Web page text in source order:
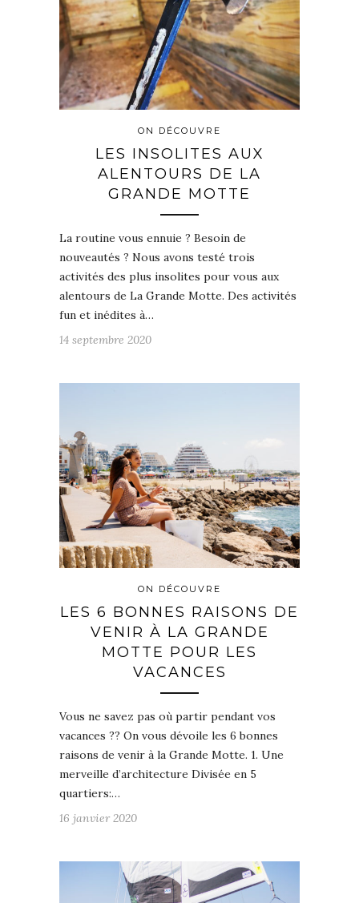
ON DÉCOUVRE
LES INSOLITES AUX
ALENTOURS DE LA
GRANDE MOTTE
La routine vous ennuie ? Besoin de
nouveautés ? Nous avons testé trois
activités des plus insolites pour vous aux
alentours de La Grande Motte. Des activités
fun et inédites à…
14 septembre 2020
ON DÉCOUVRE
LES 6 BONNES RAISONS DE
VENIR À LA GRANDE
MOTTE POUR LES
VACANCES
Vous ne savez pas où partir pendant vos
vacances ?? On vous dévoile les 6 bonnes
raisons de venir à la Grande Motte. 1. Une
merveille d’architecture Divisée en 5
quartiers:…
16 janvier 2020